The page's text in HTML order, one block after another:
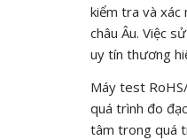
kiểm tra và xác
châu Âu. Việc
uy tín thương
Máy test
quá trình đo
tâm trong quá